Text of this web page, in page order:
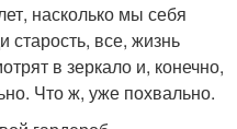
насколько мы себя
все, жизнь
в зеркало и, конечно,
Что ж, уже похвально.